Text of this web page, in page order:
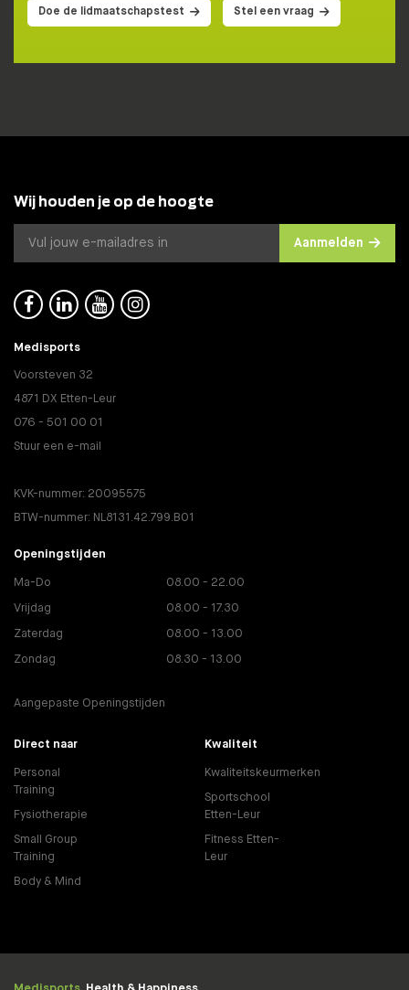
Doe de lidmaatschapstest Stel een vraag
Wij houden je op de hoogte
Aanmelden
   
Medisports
Voorsteven 32
4871 DX Etten-Leur
076 - 501 00 01
Stuur een e-mail
KVK-nummer: 20095575
BTW-nummer: NL8131.42.799.B01
Openingstijden
Ma-Do 08.00 - 22.00
Vrijdag 08.00 - 17.30
Zaterdag 08.00 - 13.00
Zondag 08.30 - 13.00
Aangepaste Openingstijden
Direct naar
Personal
Training
Fysiotherapie
Small Group
Training
Body & Mind
Kwaliteit
Kwaliteitskeurmerken
Sportschool
Etten-Leur
Fitness Etten-
Leur